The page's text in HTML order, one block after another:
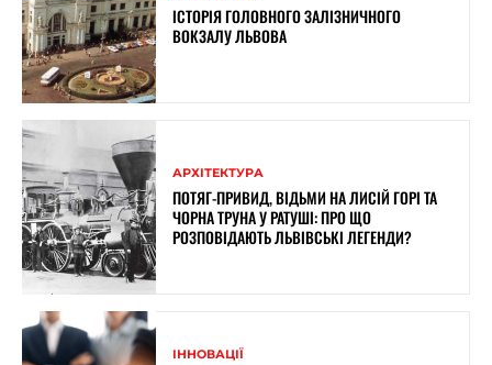
ІСТОРІЯ ГОЛОВНОГО ЗАЛІЗНИЧНОГО
ВОКЗАЛУ ЛЬВОВА
АРХІТЕКТУРА
ПОТЯГ-ПРИВИД, ВІДЬМИ НА ЛИСІЙ ГОРІ ТА
ЧОРНА ТРУНА У РАТУШІ: ПРО ЩО
РОЗПОВІДАЮТЬ ЛЬВІВСЬКІ ЛЕГЕНДИ?
ІННОВАЦІЇ